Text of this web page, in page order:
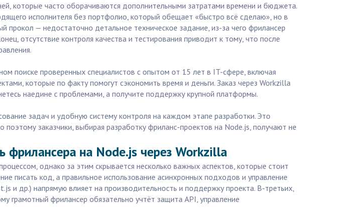
которые часто оборачиваются дополнительными затратами времени и бюджета.
исполнителя без портфолио, который обещает «быстро всё сделаю», но в
прокол — недостаточно детальное техническое задание, из-за чего фрилансер
отсутствие контроля качества и тестирования приводит к тому, что после
поиске проверенных специалистов с опытом от 15 лет в IT-сфере, включая
которые по факту помогут сэкономить время и деньги. Заказ через Workzilla
наедине с проблемами, а получите поддержку крупной платформы.
задач и удобную систему контроля на каждом этапе разработки. Это
заказчики, выбирая разработку фриланс-проектов на Node.js, получают не
фрилансера на Node.js через Workzilla
однако за этим скрывается несколько важных аспектов, которые стоит
писать код, а правильное использование асинхронных подходов и управление
и др.) напрямую влияет на производительность и поддержку проекта. В-третьих,
грамотный фрилансер обязательно учтёт защита API, управление